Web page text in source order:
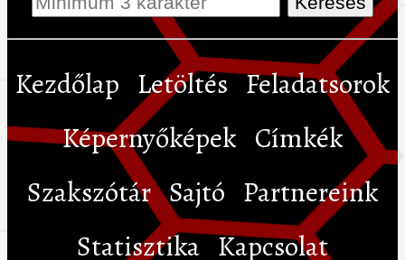
Kezdőlap Letöltés Feladatsorok
Képernyőképek Címkék
Szakszótár Sajtó Partnereink
Statisztika Kapcsolat